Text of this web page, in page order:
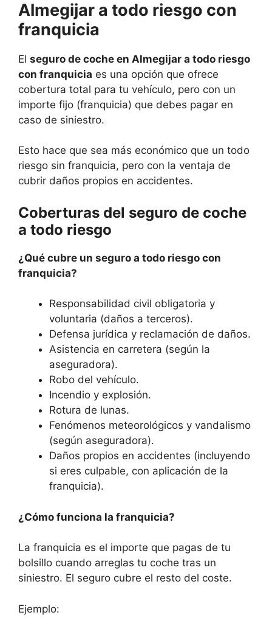
Almegijar a todo riesgo con
franquicia
El seguro de coche en Almegijar a todo riesgo
con franquicia es una opción que ofrece
cobertura total para tu vehículo, pero con un
importe fijo (franquicia) que debes pagar en
caso de siniestro.
Esto hace que sea más económico que un todo
riesgo sin franquicia, pero con la ventaja de
cubrir daños propios en accidentes.
Coberturas del seguro de coche
a todo riesgo
¿Qué cubre un seguro a todo riesgo con
franquicia?
Responsabilidad civil obligatoria y
voluntaria (daños a terceros).
Defensa jurídica y reclamación de daños.
Asistencia en carretera (según la
aseguradora).
Robo del vehículo.
Incendio y explosión.
Rotura de lunas.
Fenómenos meteorológicos y vandalismo
(según aseguradora).
Daños propios en accidentes (incluyendo
si eres culpable, con aplicación de la
franquicia).
¿Cómo funciona la franquicia?
La franquicia es el importe que pagas de tu
bolsillo cuando arreglas tu coche tras un
siniestro. El seguro cubre el resto del coste.
Ejemplo: